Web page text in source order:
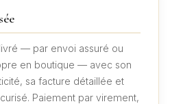
— par envoi assuré ou
en boutique — avec son
sa facture détaillée et
Paiement par virement,